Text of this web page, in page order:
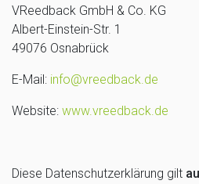
VReedback GmbH & Co. KG
Albert-Einstein-Str. 1
49076 Osnabrück
E-Mail: info@vreedback.de
Website: www.vreedback.de
Diese Datenschutzerklärung gilt